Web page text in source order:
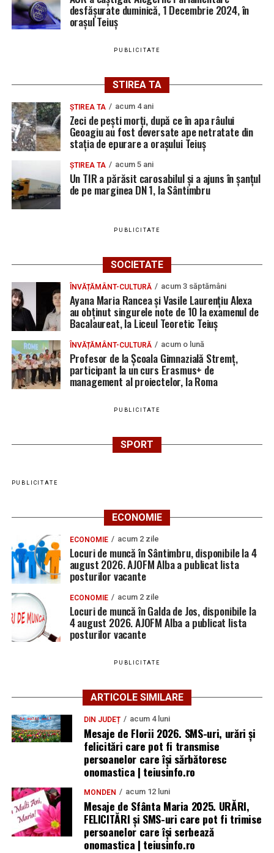
Ultimele știri din Teiuș
Jaf de peste 300.000 de euro, la Teiuș. Familia
păgubită susține că ancheta bate pasul pe loc, la
aproape o lună de la spargere
Locuri de muncă în Sântimbru, disponibile la 4
Locuri de muncă în Galda de Jos, disponibile la 4
august 2026. AJOFM Alba a publicat lista posturilor
vacante
Locuri de muncă în Teiuș, disponibile la 4 august
2026. AJOFM Alba a publicat lista posturilor
vacante
Bărbat de 30 de ani din Galda de Jos, reținut după
ce și-ar fi agresat și violat partenera
desfășurate duminică, 1 Decembrie 2024, în
orașul Teiuș
PUBLICITATE
STIREA TA
ȘTIREA TA acum 4 ani
Zeci de pești morți, după ce în apa râului
Geoagiu au fost deversate ape netratate din
stația de epurare a orașului Teiuș
ȘTIREA TA acum 5 ani
Un TIR a părăsit carosabilul și a ajuns în șanțul
de pe marginea DN 1, la Sântimbru
PUBLICITATE
SOCIETATE
ÎNVĂȚĂMÂNT-CULTURĂ acum 3 săptămâni
Ayana Maria Rancea și Vasile Laurențiu Alexa
au obținut singurele note de 10 la examenul de
Bacalaureat, la Liceul Teoretic Teiuș
ÎNVĂȚĂMÂNT-CULTURĂ acum o lună
Profesor de la Școala Gimnazială Stremț,
participant la un curs Erasmus+ de
management al proiectelor, la Roma
PUBLICITATE
SPORT
PUBLICITATE
ECONOMIE
ECONOMIE acum 2 zile
Locuri de muncă în Sântimbru, disponibile la 4
august 2026. AJOFM Alba a publicat lista
posturilor vacante
ECONOMIE acum 2 zile
Locuri de muncă în Galda de Jos, disponibile la
4 august 2026. AJOFM Alba a publicat lista
posturilor vacante
PUBLICITATE
ARTICOLE SIMILARE
DIN JUDEȚ acum 4 luni
Mesaje de Florii 2026. SMS-uri, urări și
felicitări care pot fi transmise
persoanelor care îşi sărbătoresc
onomastica | teiusinfo.ro
MONDEN acum 12 luni
Mesaje de Sfânta Maria 2025. URĂRI,
FELICITĂRI și SMS-uri care pot fi trimise
persoanelor care își serbează
onomastica | teiusinfo.ro